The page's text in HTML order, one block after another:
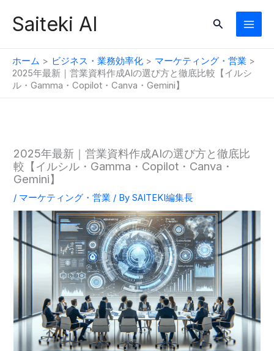
Saiteki AI
検
ホーム ビジネス・業務効率化
マーケティング・営業
2025年最新｜営業資料作成AIの選び方と徹底比較【イルシ
ル・Gamma・Copilot・Canva・Gemini】
2025年最新｜営業資料作成AIの選び方と徹底比
較【イルシル・Gamma・Copilot・Canva・
Gemini】
/ マーケティング・営業 / BySAITEKI編集長